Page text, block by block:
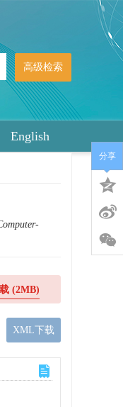
高级检索
English
(2MB)
XML下载
分享